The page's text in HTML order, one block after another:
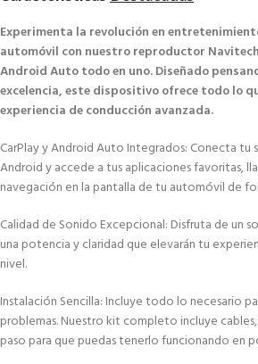
Experimenta la revolución en
automóvil con nuestro reproductor
Android Auto todo en uno. Diseñado
excelencia, este dispositivo ofrece todo lo
experiencia de conducción avanzada.
CarPlay y Android Auto Integrados: Conecta tu
Android y accede a tus aplicaciones favoritas,
navegación en la pantalla de tu automóvil de
Calidad de Sonido Excepcional: Disfruta de un
una potencia y claridad que elevarán tu
nivel.
Instalación Sencilla: Incluye todo lo necesario
problemas. Nuestro kit completo incluye
paso para que puedas tenerlo funcionando en